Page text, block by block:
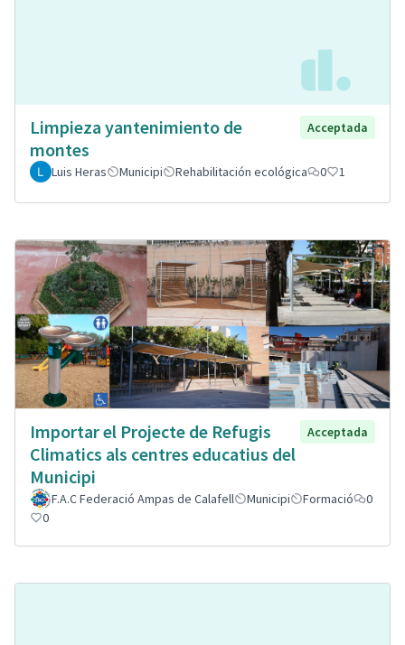
Limpieza yantenimiento de
montes
Acceptada
Luis Heras Municipi Rehabilitación ecológica 0 1
Importar el Projecte de Refugis
Climatics als centres educatius del
Municipi
Acceptada
F.A.C Federació Ampas de Calafell Municipi Formació
0
0